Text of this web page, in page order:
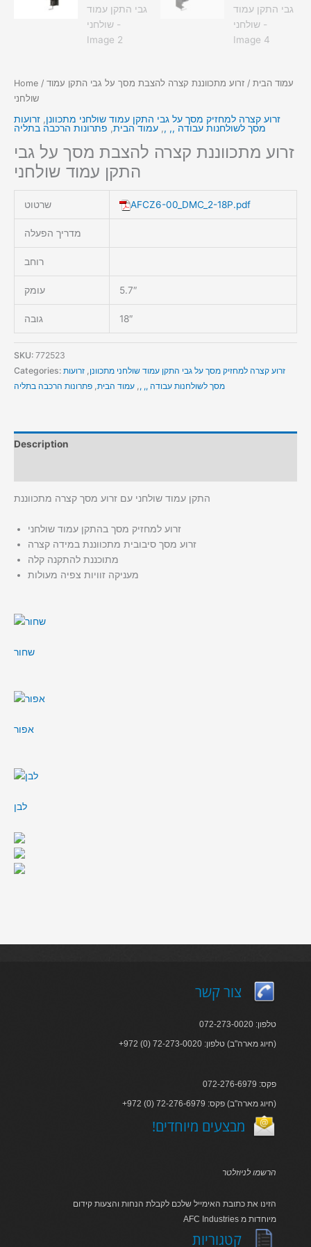
Home / עמוד הבית / זרוע מתכווננת קצרה להצבת מסך על גבי התקן עמוד
שולחני
זרוע קצרה למחזיק מסך על גבי התקן עמוד שולחני מתכוונן, זרועות
מסך לשולחנות עבודה ,, ,, עמוד הבית, פתרונות הרכבה בתליה
זרוע מתכווננת קצרה להצבת מסך על גבי
התקן עמוד שולחני
שרטוט AFCZ6-00_DMC_2-18P.pdf
מדריך הפעלה
רוחב
עומק 5.7″
גובה 18″
SKU: 772523
Categories:
זרוע קצרה למחזיק מסך על גבי התקן עמוד שולחני מתכוונן זרועות
מסך לשולחנות עבודה ,, , עמוד הבית פתרונות הרכבה בתליה
Description
התקן עמוד שולחני עם זרוע מסך קצרה מתכווננת
זרוע למחזיק מסך בהתקן עמוד שולחני
זרוע מסך סיבובית מתכווננת במידה קצרה
מתוכננת להתקנה קלה
מעניקה זוויות צפיה מעולות
שחור
אפור
לבן
צור קשר
טלפון: 072-273-0020
+972 (0) 72-273-0020 :חיוג מארה"ב) טלפון)
פקס: 072-276-6979
+972 (0) 72-276-6979 :חיוג מארה"ב) פקס)
!מבצעים מיוחדים
הרשמו לניוזלטר
הזינו את כתובת האימייל שלכם לקבלת הנחות והצעות קידום
AFC Industries מיוחדות מ
קטגוריות